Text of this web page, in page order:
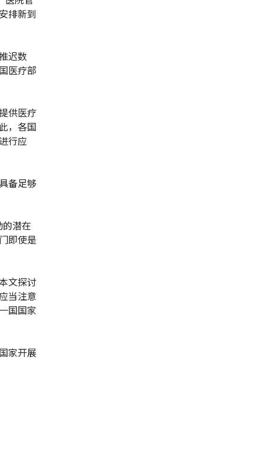
排新到
迟数
医疗部
供医疗
，各国
行应
备足够
潜在
即使是
文探讨
当注意
国国家
家开展